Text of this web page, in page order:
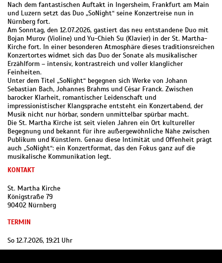
Nach dem fantastischen Auftakt in Ingersheim, Frankfurt am Main
und Luzern setzt das Duo „SoNight“ seine Konzertreise nun in
Nürnberg fort.
Am Sonntag, den 12.07.2026, gastiert das neu entstandene Duo mit
Bojan Murov (Violine) und Yu-Chieh Su (Klavier) in der St. Martha-
Kirche fort. In einer besonderen Atmosphäre dieses traditionsreichen
Konzertortes widmet sich das Duo der Sonate als musikalischer
Erzählform – intensiv, kontrastreich und voller klanglicher
Feinheiten.
Unter dem Titel „SoNight“ begegnen sich Werke von Johann
Sebastian Bach, Johannes Brahms und César Franck. Zwischen
barocker Klarheit, romantischer Leidenschaft und
impressionistischer Klangsprache entsteht ein Konzertabend, der
Musik nicht nur hörbar, sondern unmittelbar spürbar macht.
Die St. Martha Kirche ist seit vielen Jahren ein Ort kultureller
Begegnung und bekannt für ihre außergewöhnliche Nähe zwischen
Publikum und Künstlern. Genau diese Intimität und Offenheit prägt
auch „SoNight“: ein Konzertformat, das den Fokus ganz auf die
musikalische Kommunikation legt.
KONTAKT
St. Martha Kirche
Königstraße 79
90402 Nürnberg
TERMIN
So 12.7.2026, 19:21 Uhr